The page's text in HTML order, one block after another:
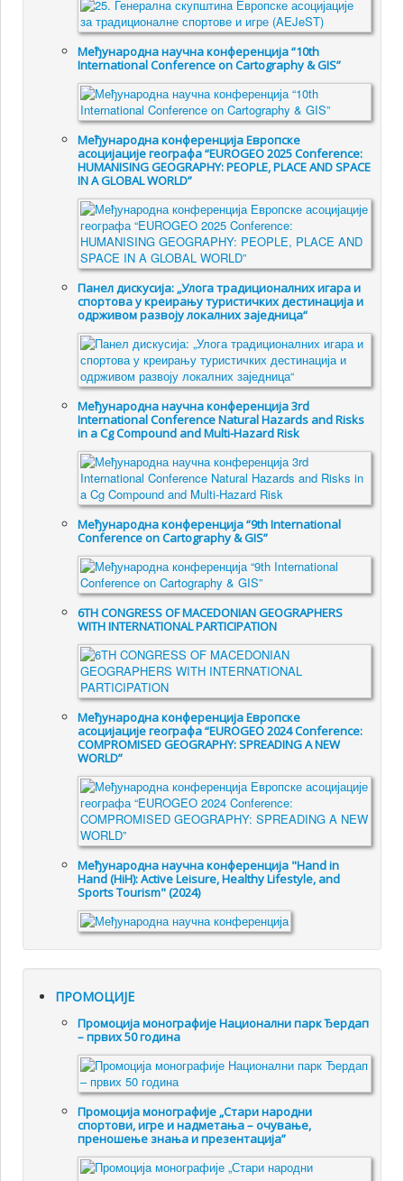
Међународна научна конференција “10th
International Conference on Cartography & GIS”
Међународна конференција Европске
асоцијације географа “EUROGEO 2025 Conference:
HUMANISING GEOGRAPHY: PEOPLE, PLACE AND SPACE
IN A GLOBAL WORLD”
Панел дискусија: „Улога традиционалних игара и
спортова у креирању туристичких дестинација и
одрживом развоју локалних заједница“
Међународна научна конференција 3rd
International Conference Natural Hazards and Risks
in a Cg Compound and Multi-Hazard Risk
Међународна конференција “9th International
Conference on Cartography & GIS”
6TH CONGRESS OF MACEDONIAN GEOGRAPHERS
WITH INTERNATIONAL PARTICIPATION
Међународна конференција Европске
асоцијације географа “EUROGEO 2024 Conference:
COMPROMISED GEOGRAPHY: SPREADING A NEW
WORLD”
Међународна научна конференција "Hand in
Hand (HiH): Active Leisure, Healthy Lifestyle, and
Sports Tourism" (2024)
ПРОМОЦИЈЕ
Промоцијa монографије Национални парк Ђердап
– првих 50 година
Промоцијa монографије „Стари народни
спортови, игре и надметања – очување,
преношење знања и презентација”